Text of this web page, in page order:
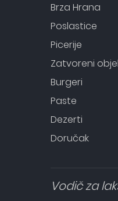
Brza Hrana
Poslastice
Picerije
Zatvoreni
Burgeri
Paste
Dezerti
Doručak
Vodič za